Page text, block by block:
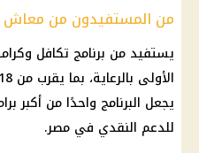
من المستفيدون من معاش
يجعل البرنامج واحدًا من أكبر
للدعم النقدي في مصر.